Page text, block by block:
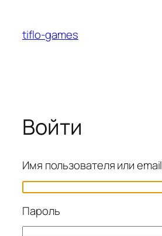
содержимому
tiflo-games
Войти
Имя пользователя или email
Пароль